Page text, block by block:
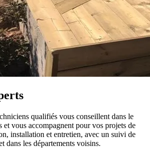
qualifiés vous conseillent dans le
et vous accompagnent pour vos projets de
installation et entretien, avec un suivi de
dans les départements voisins.